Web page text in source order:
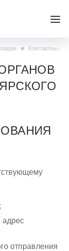
Контактные
адрес
отправления